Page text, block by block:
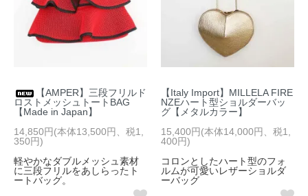
【AMPER】三段フリルド
ロストメッシュトートBAG
【Made in Japan】
14,850円(本体13,500円、税1,
350円)
軽やかなダブルメッシュ素材
に三段フリルをあしらったト
ートバッグ。
【Italy Import】MILLELA FIRE
NZEハート型ショルダーバッ
グ【メタルカラー】
15,400円(本体14,000円、税1,
400円)
コロンとしたハート型のフォ
ルムが可愛いレザーショルダ
ーバッグ